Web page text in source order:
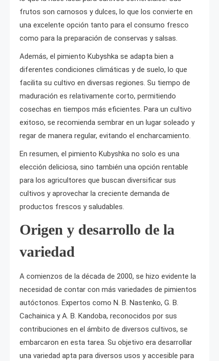
frutos son carnosos y dulces, lo que los convierte en
una excelente opción tanto para el consumo fresco
como para la preparación de conservas y salsas.
Además, el pimiento Kubyshka se adapta bien a
diferentes condiciones climáticas y de suelo, lo que
facilita su cultivo en diversas regiones. Su tiempo de
maduración es relativamente corto, permitiendo
cosechas en tiempos más eficientes. Para un cultivo
exitoso, se recomienda sembrar en un lugar soleado y
regar de manera regular, evitando el encharcamiento.
En resumen, el pimiento Kubyshka no solo es una
elección deliciosa, sino también una opción rentable
para los agricultores que buscan diversificar sus
cultivos y aprovechar la creciente demanda de
productos frescos y saludables.
Origen y desarrollo de la
variedad
A comienzos de la década de 2000, se hizo evidente la
necesidad de contar con más variedades de pimientos
autóctonos. Expertos como N. В. Nastenko, G. В.
Cachainica y A. В. Kandoba, reconocidos por sus
contribuciones en el ámbito de diversos cultivos, se
embarcaron en esta tarea. Su objetivo era desarrollar
una variedad apta para diversos usos y accesible para